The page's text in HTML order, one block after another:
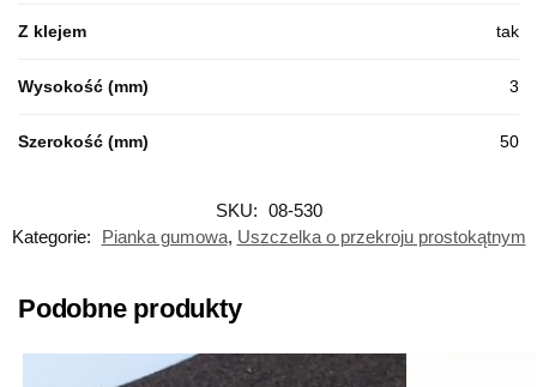
Z klejem tak
Wysokość (mm) 3
Szerokość (mm) 50
SKU: 08-530
Kategorie:
Pianka gumowa, Uszczelka o przekroju prostokątnym
Podobne produkty